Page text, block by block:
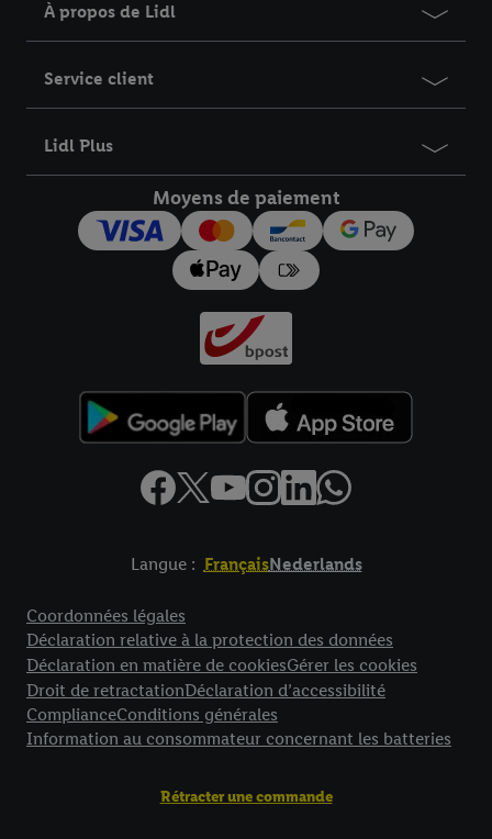
À propos de Lidl
Service client
Lidl Plus
Moyens de paiement
Langue : FrançaisNederlands
Coordonnées légales
Déclaration relative à la protection des données
Déclaration en matière de cookiesGérer les cookies
Droit de retractationDéclaration d’accessibilité
ComplianceConditions générales
Information au consommateur concernant les batteries
Rétracter une commande